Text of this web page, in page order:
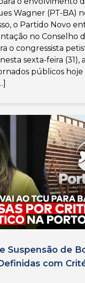
Wagner (PT-BA)
o Partido Novo
no Conselho
o congressista
sexta-feira (31),
públicos hoje
Suspensão de
com